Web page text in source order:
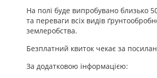
На полі буде випробувано близько
та переваги всіх видів
землеробства.
Безплатний квиток чекає за
За додатковою інформацією: